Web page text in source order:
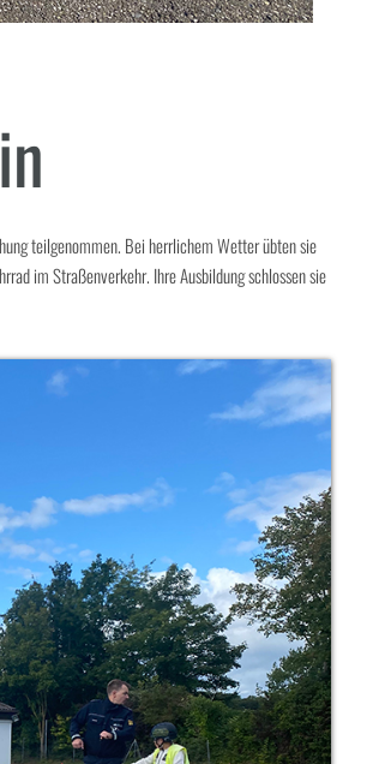
teilgenommen. Bei herrlichem Wetter übten sie
im Straßenverkehr. Ihre Ausbildung schlossen sie